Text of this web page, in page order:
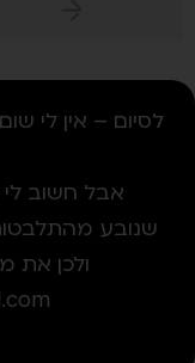
לסיום – אין לי
אבל חשוב
שנובע
ולכן את